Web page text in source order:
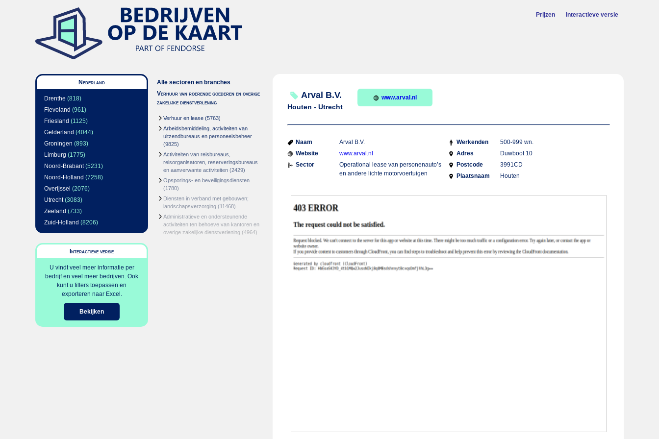
Prijzen Interactieve versie
Nederland
Drenthe (818)
Flevoland (961)
Friesland (1125)
Gelderland (4044)
Groningen (893)
Limburg (1775)
Noord-Brabant(5231)
Noord-Holland (7258)
Overijssel (2076)
Utrecht(3083)
Zeeland (733)
Zuid-Holland (8206)
Interactieve versie
U vindt veel meer informatie per
bedrijf en veel meer bedrijven. Ook
kunt u filters toepassen en
exporteren naar Excel.
Bekijken
Alle sectoren en branches
Verhuur van roerende goederen en overige
zakelijke dienstverlening
Verhuur en lease (5763)
Arbeidsbemiddeling, activiteiten van
uitzendbureaus en personeelsbeheer
(9825)
Activiteiten van reisbureaus,
reisorganisatoren, reserveringsbureaus
en aanverwante activiteiten (2429)
Opsporings- en beveiligingsdiensten
(1780)
Diensten in verband met gebouwen;
landschapsverzorging (11468)
Administratieve en ondersteunende
activiteiten ten behoeve van kantoren en
overige zakelijke dienstverlening (4964)
Arval B.V.
Houten - Utrecht
www.arval.nl
Naam
Arval B.V.
Website
www.arval.nl
Sector
Operational lease van personenauto’s
en andere lichte motorvoertuigen
Werkenden
500-999 wn.
Adres
Duwboot 10
Postcode
3991CD
Plaatsnaam
Houten